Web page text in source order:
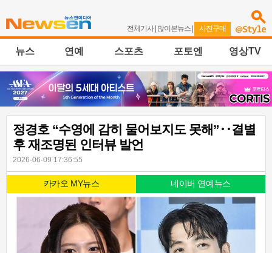
전체기사| 많이본뉴스 | 사진구매
뉴스 연예 스포츠 포토엔 영상TV
정경호 “수영에 감히 물어보지도 못해”‥결별
후 재조명된 인터뷰 발언
2026-06-09 17:36:55
카카오 MY뉴스 네이버 연예뉴스